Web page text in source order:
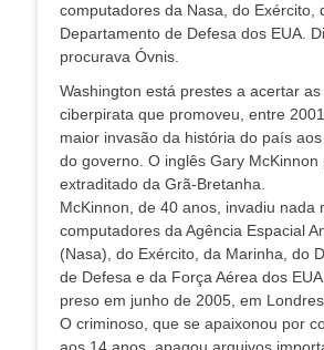
computadores da Nasa, do Exército,
Departamento de Defesa dos EUA.
procurava Óvnis.
Washington está prestes a acertar
ciberpirata que promoveu, entre
maior invasão da história do país
do governo. O inglês Gary McKinnon
extraditado da Grã-Bretanha.
McKinnon, de 40 anos, invadiu nada
computadores da Agência Espacial
(Nasa), do Exército, da Marinha, do
de Defesa e da Força Aérea dos
preso em junho de 2005, em
O criminoso, que se apaixonou por